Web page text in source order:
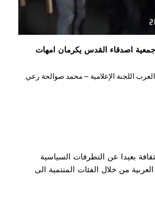
اصدقاء القدس يكرمان امهات
اللجنة الإعلامية – محمد صوالحة رعي
بعيدا عن التطرفات السياسية
من خلال الفئات المنتمية الى